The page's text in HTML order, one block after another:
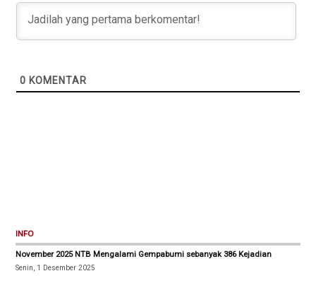
0 KOMENTAR
INFO
November 2025 NTB Mengalami Gempabumi sebanyak 386 Kejadian
Senin, 1 Desember 2025